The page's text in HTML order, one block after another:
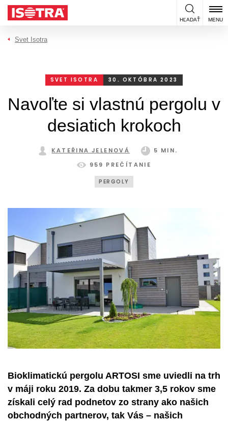
Preskočiť na obsah
HĽADAŤ MENU
Svet Isotra
SVET ISOTRA 30. OKTÓBRA 2023
Navoľte si vlastnú pergolu v
desiatich krokoch
KATEŘINA JELENOVÁ
5 MIN.
959 PREČÍTANIE
PERGOLY
Bioklimatickú pergolu ARTOSI sme uviedli na trh
v máji roku 2019. Za dobu takmer 3,5 rokov sme
získali celý rad podnetov zo strany ako našich
obchodných partnerov, tak Vás – našich